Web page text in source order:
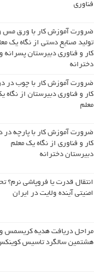
فناوری
ضرورت آموزش کار با ورق مس
تولید صنایع دستی از نگاه یک
کار و فناوری دبیرستان پسرانه و
دخترانه
ضرورت آموزش کار با چوب در
کار و فناوری دبیرستان از نگاه
معلم
ضرورت آموزش کار با پارچه
کار و فناوری از نگاه یک معلم
دبیرستان دخترانه
انتقال قدرت یا فروپاشی نرم؟
امنیتی آینده ولایت در ایران
مراحل دریافت هدیه کریسمس و
هشتمین سالگرد تاسیس